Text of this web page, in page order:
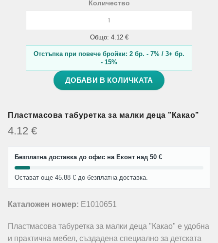
Количество
Общо: 4.12 €
Отстъпка при повече бройки: 2 бр. - 7% / 3+ бр.
- 15%
ДОБАВИ В КОЛИЧКАТА
Пластмасова табуретка за малки деца "Какао"
4.12 €
Безплатна доставка до офис на Еконт над 50 €
Остават още 45.88 € до безплатна доставка.
Каталожен номер: E1010651
Пластмасова табуретка за малки деца "Какао" е удобна
и практична мебел, създадена специално за детската